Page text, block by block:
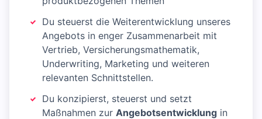
Du steuerst die Weiterentwicklung unseres
Angebots in enger Zusammenarbeit mit
Vertrieb, Versicherungsmathematik,
Underwriting, Marketing und weiteren
relevanten Schnittstellen.
Du konzipierst, steuerst und setzt
Maßnahmen zur Angebotsentwicklung in